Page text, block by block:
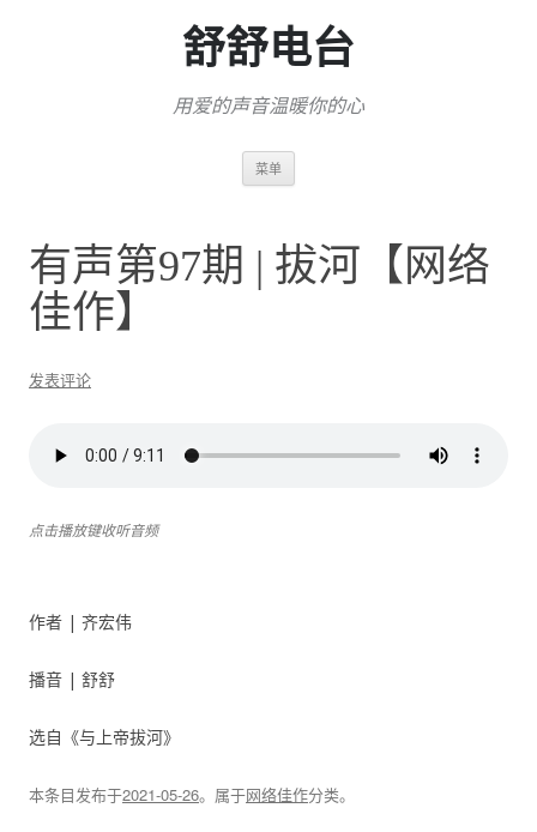
舒舒电台
用爱的声音温暖你的心
菜单
有声第97期 | 拔河【网络
佳作】
发表评论
点击播放键收听音频
作者 | 齐宏伟
播音 | 舒舒
选自《与上帝拔河》
本条目发布于2021-05-26。属于网络佳作分类。